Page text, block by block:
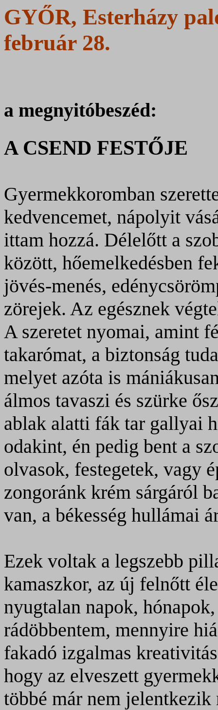
GYŐR, Esterházy
február 28.
a megnyitóbeszéd:
A CSEND FESTŐJE
Gyermekkoromban
kedvencemet, nápolyit
ittam hozzá. Délelőtt a
között, hőemelkedésben
jövés-menés,
zörejek. Az egésznek
A szeretet nyomai, amint
takarómat, a biztonság
melyet azóta is
álmos tavaszi és szürke
ablak alatti fák tar gallyai
odakint, én pedig bent a
olvasok, festegetek, vagy
zongoránk krém sárgáról
van, a békesség hullámai
Ezek voltak a legszebb
kamaszkor, az új felnőtt
nyugtalan napok,
rádöbbentem, mennyire
fakadó izgalmas
hogy az elveszett
többé már nem